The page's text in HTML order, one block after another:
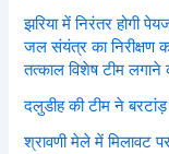
झरिया में निरंतर होगी
जल संयंत्र का निरीक्षण
तत्काल विशेष टीम लगाने
दलुडीह की टीम ने बरटांड़
श्रावणी मेले में मिलावट